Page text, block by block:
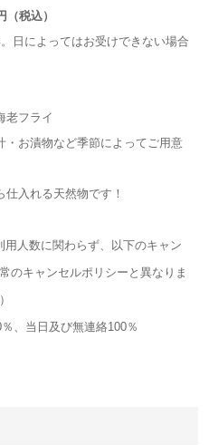
税込）
日によってはお受けできない場合
老フライ
・お漬物など季節によってご用意
入れる天然物です！
用人数に関わらず、以下のキャン
のキャンセルポリシーと異なりま
、当日及び無連絡100％